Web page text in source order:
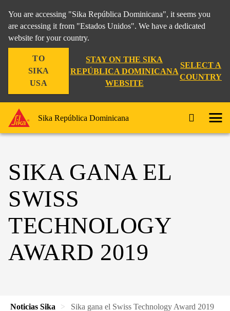
You are accessing "Sika República Dominicana", it seems you
are accessing it from "Estados Unidos". We have a dedicated
website for your country.
TO
SIKA
USA
STAY ON THE SIKA
REPÚBLICA DOMINICANA
WEBSITE
SELECT A
COUNTRY
Sika República Dominicana
SIKA GANA EL
SWISS
TECHNOLOGY
AWARD 2019
Noticias Sika Sika gana el Swiss Technology Award 2019